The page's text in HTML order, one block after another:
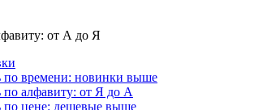
от А до Я
по времени: новинки выше
по алфавиту: от Я до А
по цене: дешевые выше